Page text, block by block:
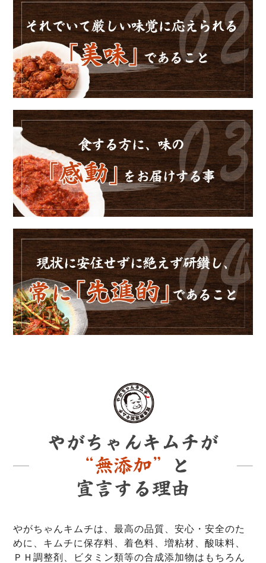
やがちゃんキムチは、最高の品質、安心・安全のた
めに、キムチに保存料、着色料、増粘材、酸味料、
ＰＨ調整剤、ビタミン類等の合成添加物はもちろん